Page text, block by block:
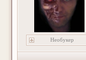
Необукер